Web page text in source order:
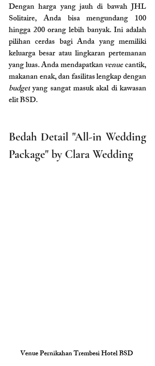
Dengan harga yang jauh di bawah JHL
Solitaire, Anda bisa mengundang 100
hingga 200 orang lebih banyak. Ini adalah
pilihan cerdas bagi Anda yang memiliki
keluarga besar atau lingkaran pertemanan
yang luas. Anda mendapatkan venue cantik,
budget yang sangat masuk akal di kawasan
elit BSD.
Bedah Detail "All-in Wedding
Package" by Clara Wedding
Venue Pernikahan Trembesi Hotel BSD